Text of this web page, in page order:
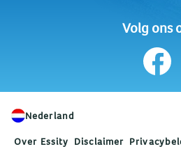
Volg ons
Nederland
Over Essity Disclaimer